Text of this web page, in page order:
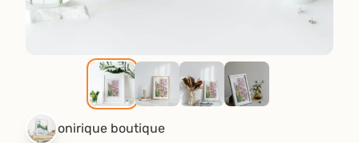
onirique boutique